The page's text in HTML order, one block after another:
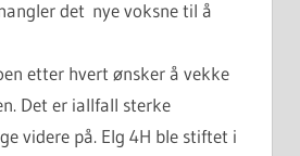
det nye voksne til å
etter hvert ønsker å vekke
Det er iallfall sterke
videre på. Elg 4H ble stiftet i